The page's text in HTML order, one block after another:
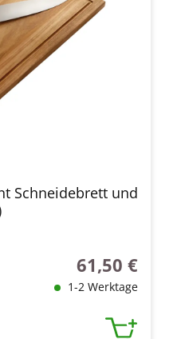
Schneidebrett und
Regulärer Preis:
61,50 €
1-2 Werktage